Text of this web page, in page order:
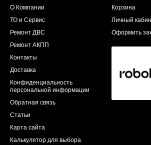
О Компании
ТО и Сервис
​Ремонт ДВС
Ремонт АКПП
Контакты
Доставка
Конфиденциальность
персональной информации
Обратная связь
Статьи
Карта сайта
Калькулятор для выбора
Корзина
Личный
Оформить